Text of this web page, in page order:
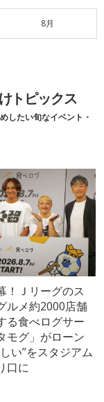
8月
トピックス
したい旬なイベント・
！Ｊリーグのス
ルメ約2000店舗
る食べログサー
モグ」がローン
い”をスタジアム
口に